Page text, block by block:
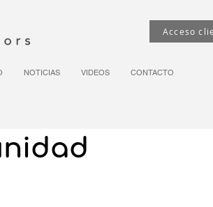
Acceso
NOTICIAS VIDEOS CONTACTO